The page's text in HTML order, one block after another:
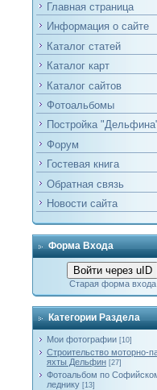
Главная страница
Информация о сайте
Каталог статей
Каталог карт
Каталог сайтов
Фотоальбомы
Постройка
Форум
Гостевая книга
Обратная связь
Новости сайта
Форма Входа
Войти через uID
Старая форма входа
Категории Раздела
Мои фотографии [10]
Строительство моторно-
яхты Дельфин [27]
Фотоальбом по
леднику [13]